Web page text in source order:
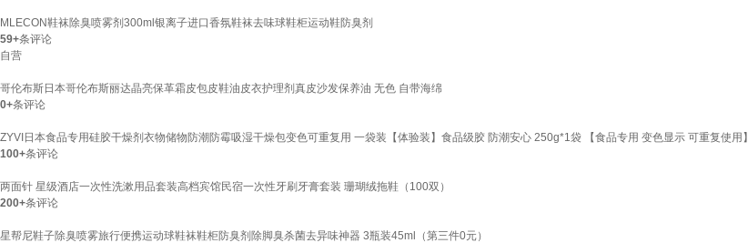
MLECON鞋袜除臭喷雾剂300ml银离子进口香氛鞋袜去味球鞋柜运动鞋防臭剂
59+条评论
自营
哥伦布斯日本哥伦布斯丽达晶亮保革霜皮包皮鞋油皮衣护理剂真皮沙发保养油 无色 自带海绵
0+条评论
ZYVI日本食品专用硅胶干燥剂衣物储物防潮防霉吸湿干燥包变色可重复用 一袋装【体验装】食品级胶 防潮安心 250g*1袋 【食品专用 变色显示 可重复使用】
100+条评论
两面针 星级酒店一次性洗漱用品套装高档宾馆民宿一次性牙刷牙膏套装 珊瑚绒拖鞋（100双）
200+条评论
星帮尼鞋子除臭喷雾旅行便携运动球鞋袜鞋柜防臭剂除脚臭杀菌去异味神器 3瓶装45ml（第三件0元）